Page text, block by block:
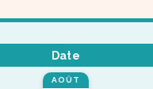
Date
AOÛT